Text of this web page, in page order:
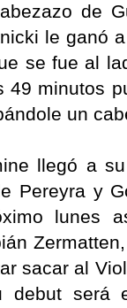
de
le ganó
se fue al
minutos
un
llegó a
Pereyra y
lunes
sacar al
debut